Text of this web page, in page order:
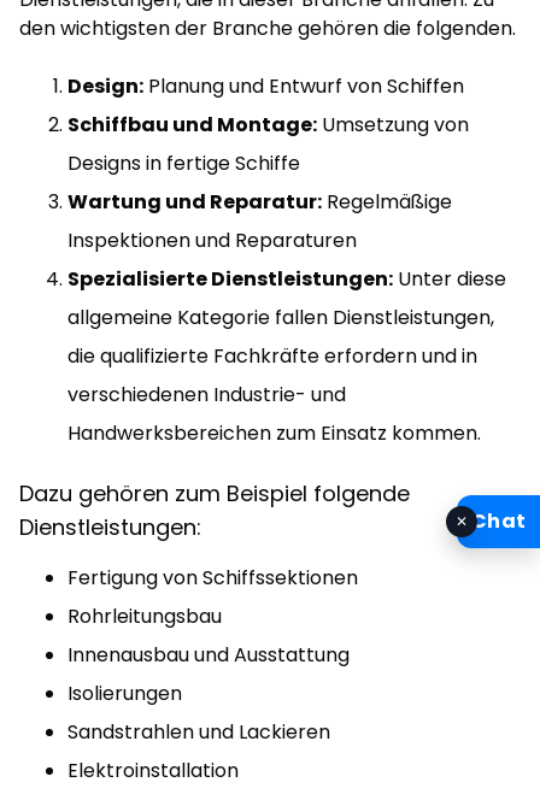
den wichtigsten der Branche gehören die folgenden.
Design: Planung und Entwurf von Schiffen
Schiffbau und Montage: Umsetzung von
Designs in fertige Schiffe
Wartung und Reparatur: Regelmäßige
Inspektionen und Reparaturen
Spezialisierte Dienstleistungen: Unter diese
allgemeine Kategorie fallen Dienstleistungen,
die qualifizierte Fachkräfte erfordern und in
verschiedenen Industrie- und
Handwerksbereichen zum Einsatz kommen.
Dazu gehören zum Beispiel folgende
Dienstleistungen:
Fertigung von Schiffssektionen
Rohrleitungsbau
Innenausbau und Ausstattung
Isolierungen
Sandstrahlen und Lackieren
Elektroinstallation
Chat
✕